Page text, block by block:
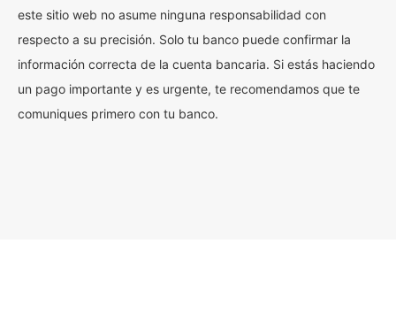
este sitio web no asume ninguna responsabilidad con
respecto a su precisión. Solo tu banco puede confirmar la
información correcta de la cuenta bancaria. Si estás haciendo
un pago importante y es urgente, te recomendamos que te
comuniques primero con tu banco.